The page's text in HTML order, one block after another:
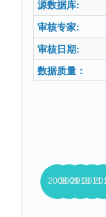
源数据库:
审核专家:
审核日期:
数据质量：